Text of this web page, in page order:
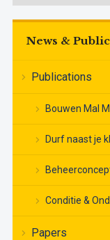
News &
Publications
Bouwen Mal
Durf naast je
Conditie &
Papers